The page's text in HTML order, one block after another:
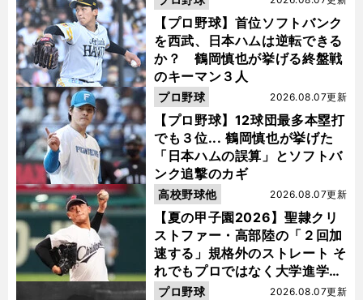
【プロ野球】首位ソフトバンク
を西武、日本ハムは逆転できる
か？ 鶴岡慎也が挙げる終盤戦
のキーマン３人
【プロ野球】12球団最多本塁打
でも３位... 鶴岡慎也が挙げた
「日本ハムの誤算」とソフトバ
ンク追撃のカギ
2026.08.07更新
プロ野球
【夏の甲子園2026】聖隷クリ
ストファー・高部陸の「２回加
速する」規格外のストレート そ
れでもプロではなく大学進学を
選ぶ理由
2026.08.07更新
高校野球他
2026.08.07更新
プロ野球